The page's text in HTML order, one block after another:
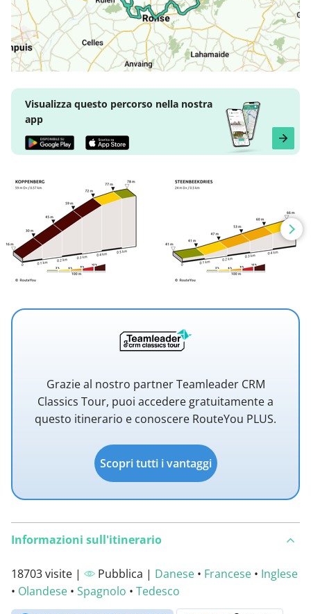
Visualizza questo percorso nella nostra
app
Grazie al nostro partner Teamleader CRM
Classics Tour, puoi accedere gratuitamente a
questo itinerario e conoscere RouteYou PLUS.
Scopri tutti i vantaggi
Informazioni sull'itinerario
18703 visite | Pubblica | Danese • Francese • Inglese
• Olandese • Spagnolo • Tedesco